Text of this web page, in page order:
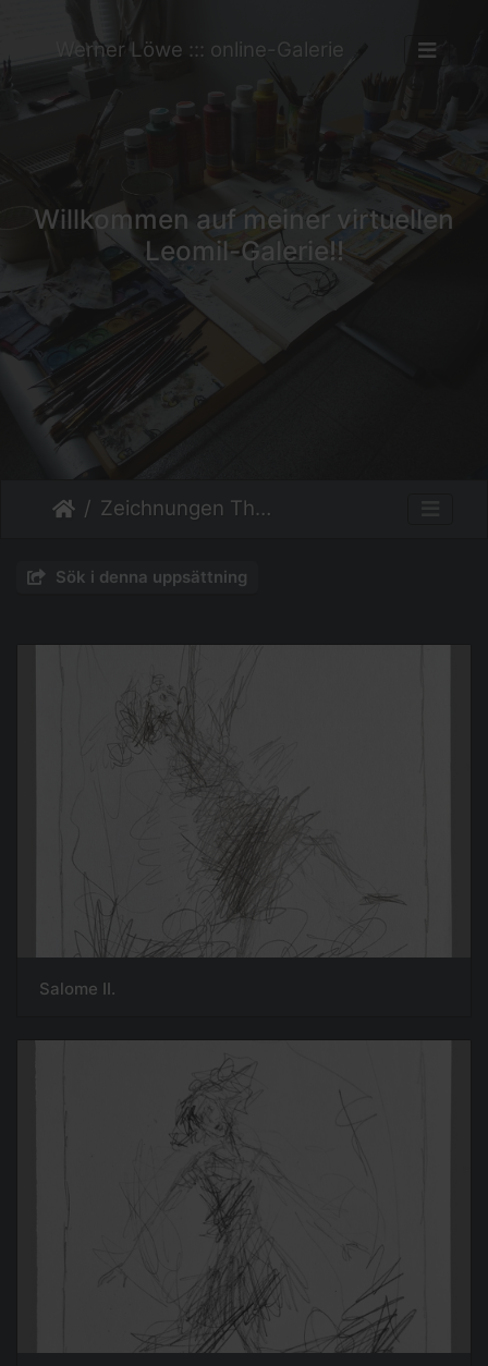
Werner Löwe ::: online-Galerie
Willkommen auf meiner virtuellen
Leomil-Galerie!!
Zeichnungen Thema Menschen
Sök i denna uppsättning
Salome II.